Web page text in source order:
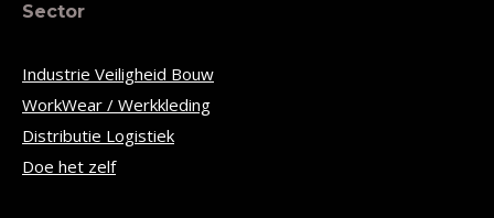
Sector
Industrie Veiligheid Bouw
WorkWear / Werkkleding
Distributie Logistiek
Doe het zelf